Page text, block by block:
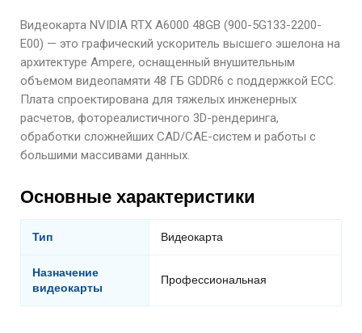
Видеокарта NVIDIA RTX A6000 48GB (900-5G133-2200-
E00) — это графический ускоритель высшего эшелона на
архитектуре Ampere, оснащенный внушительным
объемом видеопамяти 48 ГБ GDDR6 с поддержкой ECC.
Плата спроектирована для тяжелых инженерных
расчетов, фотореалистичного 3D-рендеринга,
обработки сложнейших CAD/CAE-систем и работы с
большими массивами данных.
Основные характеристики
Тип Видеокарта
Назначение
видеокарты
Профессиональная